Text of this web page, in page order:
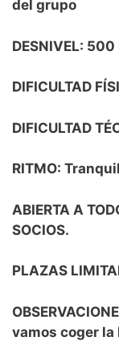
del grupo
DESNIVEL: 500
DIFICULTAD
DIFICULTAD
RITMO:
ABIERTA A
SOCIOS.
PLAZAS
vamos coger la